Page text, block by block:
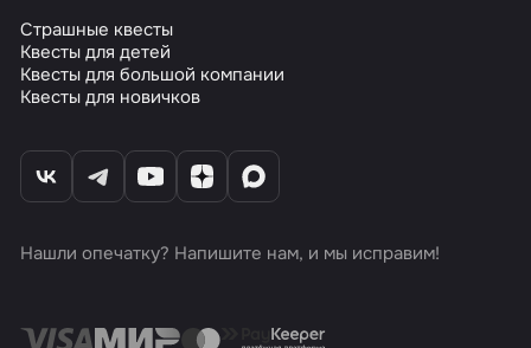
Страшные квесты
Квесты для детей
Квесты для большой компании
Квесты для новичков
Нашли опечатку? Напишите нам, и мы исправим!